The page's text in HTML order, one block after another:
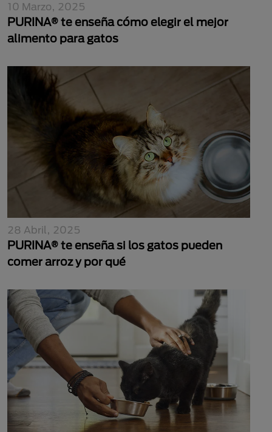
10 Marzo, 2025
PURINA® te enseña cómo elegir el mejor
alimento para gatos
28 Abril, 2025
PURINA® te enseña si los gatos pueden
comer arroz y por qué